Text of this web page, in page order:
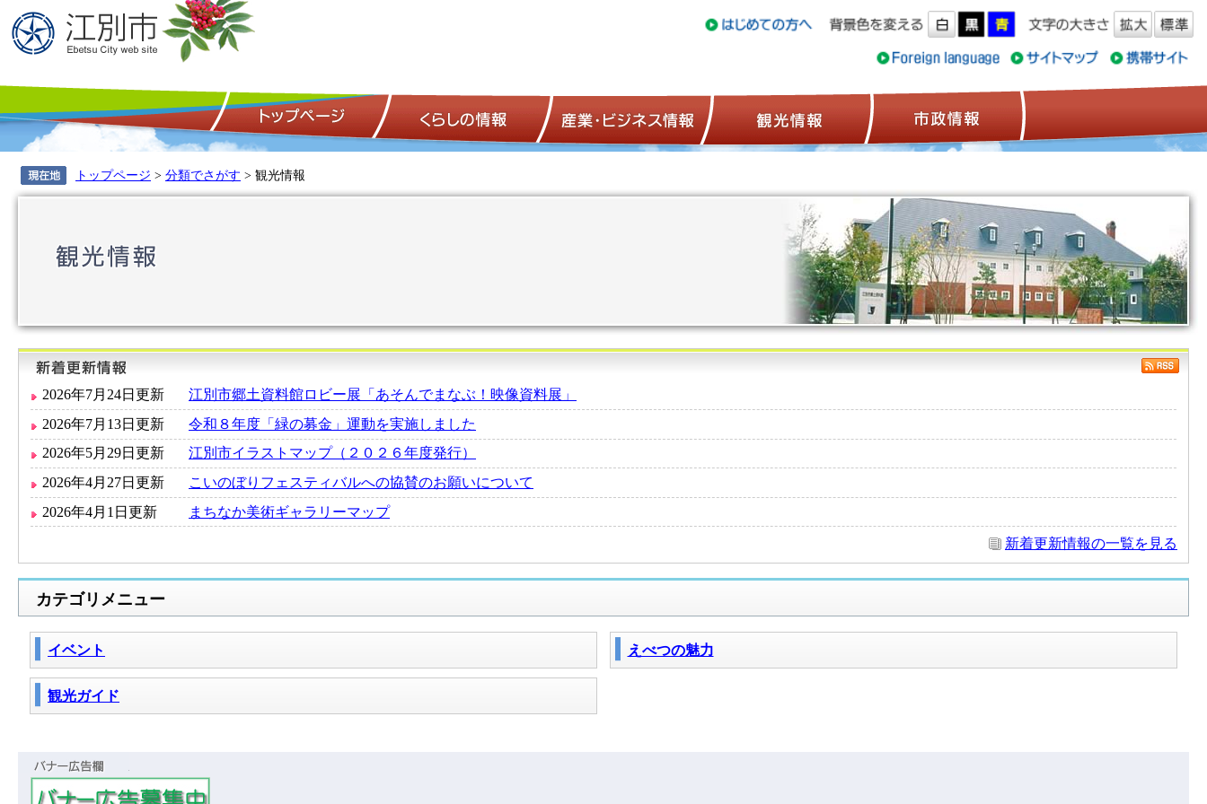
トップページ くらしの情報 産業・ビジネス情報 観光情報
トップページ > 分類でさがす > 観光情報
2026年7月24日更新
江別市郷土資料館ロビー展「あそんでまなぶ！映像資料展」
2026年7月13日更新
令和８年度「緑の募金」運動を実施しました
2026年5月29日更新
江別市イラストマップ（２０２６年度発行）
2026年4月27日更新
こいのぼりフェスティバルへの協賛のお願いについて
2026年4月1日更新
まちなか美術ギャラリーマップ
新着更新情報の一覧を見る
カテゴリメニュー
イベント えべつの魅力
観光ガイド